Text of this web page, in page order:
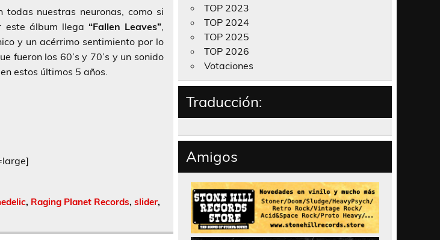
nuestras neuronas, como si
este álbum llega “Fallen Leaves”,
y un acérrimo sentimiento por lo
fueron los 60’s y 70’s y un sonido
estos últimos 5 años.
, Raging Planet Records, slider,
TOP 2023
TOP 2024
TOP 2025
TOP 2026
Votaciones
Traducción:
Amigos